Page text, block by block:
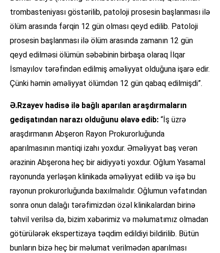
trombasteniyası göstərilib, patoloji prosesin başlanması ilə
ölüm arasında fərqin 12 gün olması qeyd edilib. Patoloji
prosesin başlanması ilə ölüm arasında zamanın 12 gün
qeyd edilməsi ölümün səbəbinin birbaşa olaraq İlqar
İsmayılov tərəfindən edilmiş əməliyyat olduğuna işarə edir.
Çünki həmin əməliyyat ölümdən 12 gün qabaq edilmişdi”.
Ə.Rzayev hadisə ilə bağlı aparılan araşdırmaların
gedişatından narazı olduğunu əlavə edib: “İş üzrə
araşdırmanın Abşeron Rayon Prokurorluğunda
aparılmasının məntiqi izahı yoxdur. Əməliyyat baş verən
ərazinin Abşerona heç bir aidiyyəti yoxdur. Oğlum Yasamal
rayonunda yerləşən klinikada əməliyyat edilib və işə bu
rayonun prokurorluğunda baxılmalıdır. Oğlumun vəfatından
sonra onun dalağı tərəfimizdən özəl klinikalardan birinə
təhvil verilsə də, bizim xəbərimiz və məlumatımız olmadan
götürülərək ekspertizaya təqdim edildiyi bildirilib. Bütün
bunların bizə heç bir məlumat verilmədən aparılması